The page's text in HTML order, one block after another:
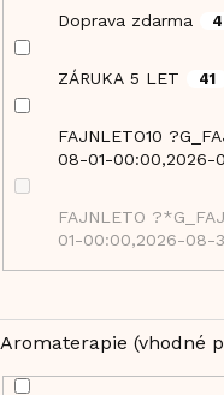
Doprava zdarma
ZÁRUKA 5 LET 41
FAJNLETO10
08-01-00:00,2026-
FAJNLETO ?*G_FAJNLETO:20:CZK:P:f!2026-08-
01-00:00,2026-08-
Aromaterapie (vhodné